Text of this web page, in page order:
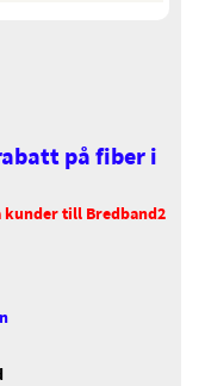
på fiber i
kunder till Bredband2